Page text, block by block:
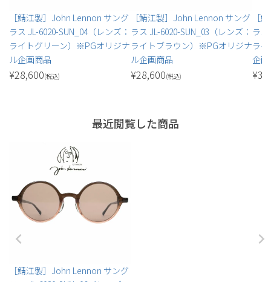
［鯖江製］John Lennon サング
ラス JL-6020-SUN_04（レンズ：
ライトグリーン）※PGオリジナ
ル企画商品
¥28,600(税込)
［鯖江製］John Lennon サング
ラス JL-6020-SUN_03（レンズ：
ライトブラウン）※PGオリジナ
ル企画商品
¥28,600(税込)
［
ラ
ラ
企
¥
最近閲覧した商品
［鯖江製］John Lennon サング